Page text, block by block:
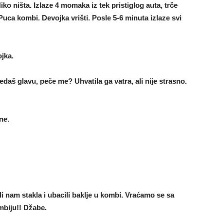
ništa. Izlaze 4 momaka iz tek pristiglog auta, trče
kombi. Devojka vrišti. Posle 5-6 minuta izlaze svi
glavu, peče me? Uhvatila ga vatra, ali nije strasno.
nam stakla i ubacili baklje u kombi. Vraćamo se sa
Džabe.